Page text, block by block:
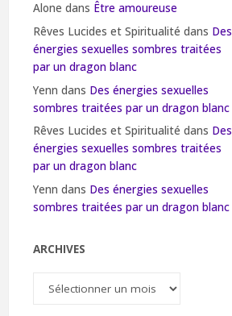
Alone dans Être amoureuse
Rêves Lucides et Spiritualité dans Des
énergies sexuelles sombres traitées
par un dragon blanc
Yenn dans Des énergies sexuelles
sombres traitées par un dragon blanc
Rêves Lucides et Spiritualité dans Des
énergies sexuelles sombres traitées
par un dragon blanc
Yenn dans Des énergies sexuelles
sombres traitées par un dragon blanc
ARCHIVES